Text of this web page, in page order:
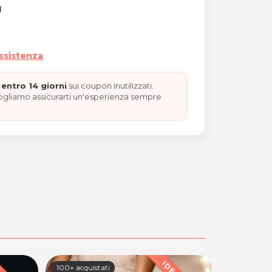
14 giorni sui coupon inutilizzati.
assicurarti un'esperienza sempre
100+ acquistati